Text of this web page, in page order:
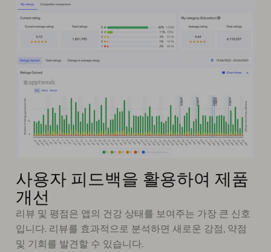
사용자 피드백을 활용하여 제품
개선
리뷰 및 평점은 앱의 건강 상태를 보여주는 가장 큰 신호
입니다. 리뷰를 효과적으로 분석하면 새로운 강점, 약점
및 기회를 발견할 수 있습니다.